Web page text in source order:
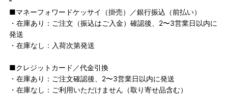
■マネーフォワードケッサイ（掛売）／銀行振込（前払い）
・在庫あり：ご注文（振込はご入金）確認後、2〜3営業日以内に
発送
・在庫なし：入荷次第発送
■クレジットカード／代金引換
・在庫あり：ご注文確認後、2〜3営業日以内に発送
・在庫なし：ご利用いただけません（取り寄せ品含む）